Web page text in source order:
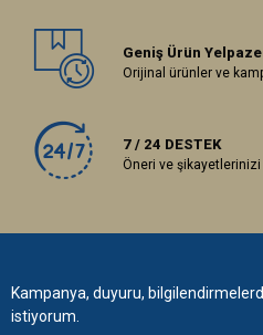
Geniş Ürün
Orijinal ürünler ve
7 / 24 DESTEK
Öneri ve
Kampanya, duyuru,
istiyorum.